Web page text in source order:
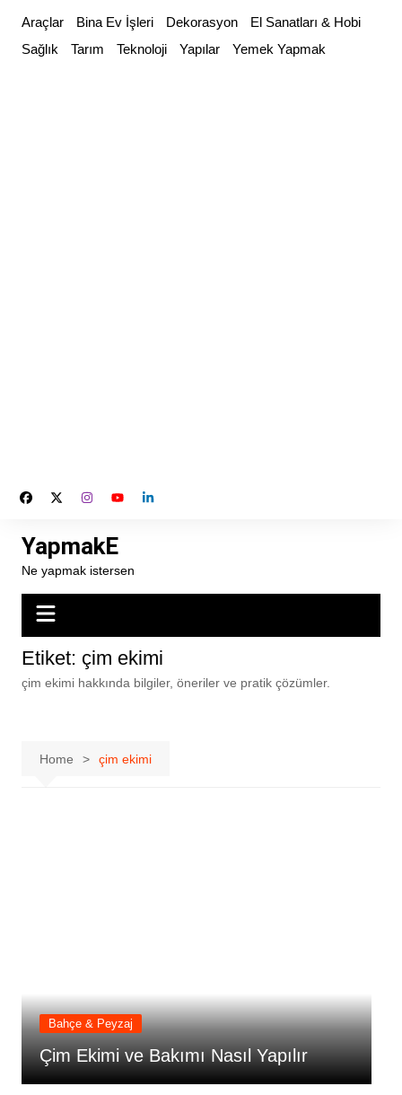
content
Araçlar Bina Ev İşleri Dekorasyon
El Sanatları & Hobi
Sağlık
Tarım Teknoloji Yapılar Yemek Yapmak
YapmakE
Ne yapmak istersen
Etiket: çim ekimi
çim ekimi hakkında bilgiler, öneriler ve pratik çözümler.
Home çim ekimi
Bahçe & Peyzaj
Çim Ekimi ve Bakımı Nasıl Yapılır